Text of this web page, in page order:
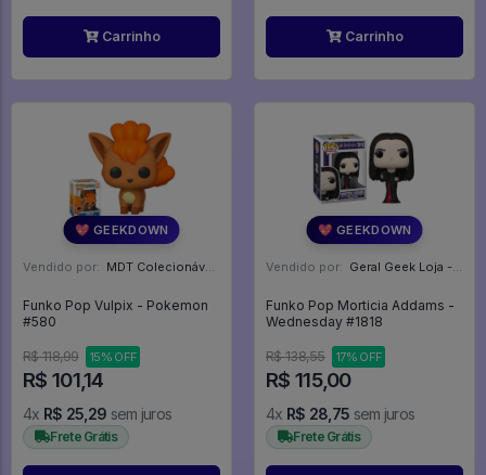
Carrinho Carrinho
💖 GEEKDOWN
Vendido por: MDT Colecionáveis - DF
Funko Pop Vulpix - Pokemon
#580
R$ 118,99 15% OFF
R$ 101,14
4x R$ 25,29 sem juros
Frete Grátis
💖 GEEKDOWN
Vendido por: Geral Geek Loja - SP
Funko Pop Morticia Addams -
Wednesday #1818
R$ 138,55 17% OFF
R$ 115,00
4x R$ 28,75 sem juros
Frete Grátis